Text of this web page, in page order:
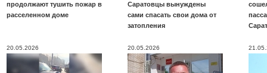
продолжают тушить пожар в
расселенном доме
Саратовцы вынуждены
сами спасать свои дома от
затопления
20.05.2026 20.05.2026